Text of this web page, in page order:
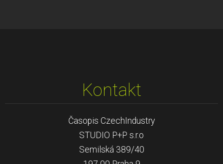
Kontakt
Časopis CzechIndustry
STUDIO P+P s.r.o
Semilská 389/40